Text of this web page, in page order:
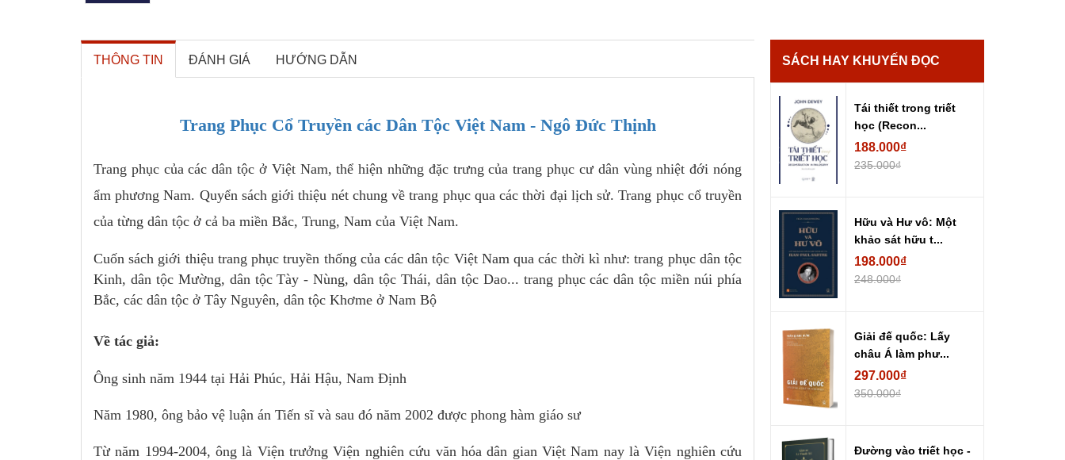
THÔNG TIN ĐÁNH GIÁ HƯỚNG DẪN
Trang Phục Cổ Truyền các Dân Tộc Việt Nam - Ngô Đức Thịnh
Trang phục của các dân tộc ở Việt Nam, thể hiện những đặc trưng của trang phục cư dân vùng nhiệt đới nóng
ẩm phương Nam. Quyển sách giới thiệu nét chung về trang phục qua các thời đại lịch sử. Trang phục cổ truyền
của từng dân tộc ở cả ba miền Bắc, Trung, Nam của Việt Nam.
Cuốn sách giới thiệu trang phục truyền thống của các dân tộc Việt Nam qua các thời kì như: trang phục dân tộc
Kinh, dân tộc Mường, dân tộc Tày - Nùng, dân tộc Thái, dân tộc Dao... trang phục các dân tộc miền núi phía
Bắc, các dân tộc ở Tây Nguyên, dân tộc Khơme ở Nam Bộ
Về tác giả:
Ông sinh năm 1944 tại Hải Phúc, Hải Hậu, Nam Định
Năm 1980, ông bảo vệ luận án Tiến sĩ và sau đó năm 2002 được phong hàm giáo sư
Từ năm 1994-2004, ông là Viện trưởng Viện nghiên cứu văn hóa dân gian Việt Nam nay là Viện nghiên cứu
SÁCH HAY KHUYẾN ĐỌC
Tái thiết trong triết
học (Recon...
188.000₫
235.000₫
Hữu và Hư vô: Một
khảo sát hữu t...
198.000₫
248.000₫
Giải đế quốc: Lấy
châu Á làm phư...
297.000₫
350.000₫
Đường vào triết học -